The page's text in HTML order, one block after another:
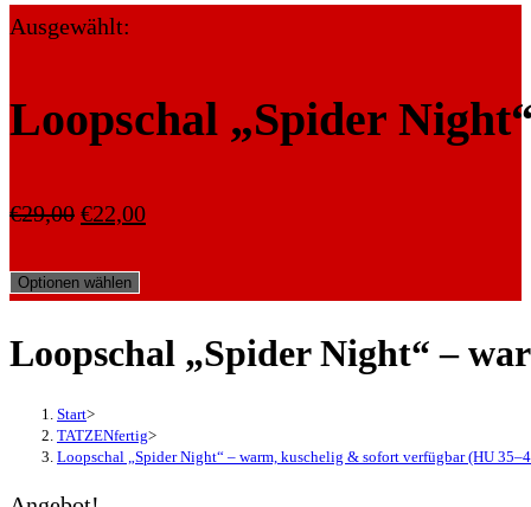
Ausgewählt:
Loopschal „Spider
€29,00 Ursprünglicher
war:
€29,00
€22,00Aktueller
ist:
€22,00.
Optionen wählen
Loopschal „Spider Night“ –
Start>
TATZENfertig>
Loopschal „Spider Night“ – warm, kuschelig & sofort verfügbar (HU